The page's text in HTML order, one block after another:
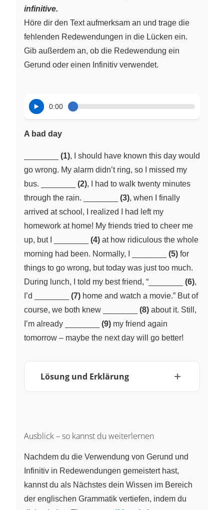
infinitive.
Höre dir den Text aufmerksam an und trage die
fehlenden Redewendungen in die Lücken ein.
Gib außerdem an, ob die Redewendung ein
Gerund oder einen Infinitiv verwendet.
0:00
A bad day
\underline{\;
~ \quad
\qquad}
(1), I should have known this day would
go wrong. My alarm didn’t ring, so I missed my
bus.
\underline{\;
~ \quad
\qquad}
(2), I had to walk twenty minutes
through the rain.
\underline{\;
~ \quad
(3), when I finally
arrived at school, I realized I had left my
homework at home! My friends tried to cheer me
up, but I
\underline{\;
~ \quad
(4) at how ridiculous the whole
morning had been. Normally, I
\underline{\;
~ \quad
\qquad}
(5) for
things to go wrong, but today was just too much.
During lunch, I told my best friend, “
\underline{\;
~ \quad
(6),
I’d
\underline{\;
~ \quad
(7) home and watch a movie.” But of
course, we both knew
\underline{\;
~ \quad
\qquad}
(8) about it. Still,
I’m already
\underline{\;
~ \quad
\qquad}
(9) my friend again
tomorrow – maybe the next day will go better!
Lösung und Erklärung
Ausblick – so kannst du weiterlernen
Nachdem du die Verwendung von Gerund und
Infinitiv in Redewendungen gemeistert hast,
kannst du als Nächstes dein Wissen im Bereich
der englischen Grammatik vertiefen, indem du